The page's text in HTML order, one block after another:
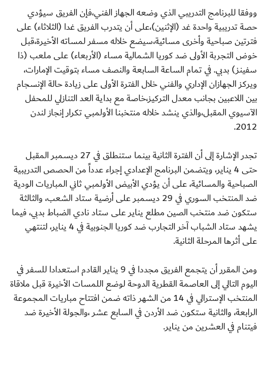
ووفقا للبرنامج التدريبي الذي وضعه الجهاز الفني،فإن الفريق سيؤدي
حصة تدريبية واحدة غد (الإثنين)،على أن يتدرب الفريق غدا (الثلاثاء) على
فترتين صباحية وأخرى مسائية،سيضع خلاله مسفر لمساته الأخيرة،قبل
خوض التجربة الأولى ضد كوريا الشمالية مساء (الأربعاء) على ملعب (ذا
سفينز) بدبي. في تمام الساعة السابعة والنصف مساء بتوقيت الإمارات،
ويركز الجهازان الإداري والفني خلال الفترة الأولى على زيادة حالة الإنسجام
بين اللاعبين بجانب معدل التركيز،خاصة مع بداية العد التنازلي للمحفل
الآسيوي المقبل،والذي ينشد خلاله منتخبنا الأولمبي تكرار إنجاز لندن
2012.
تجدر الإشارة إلى أن الفترة الثانية بينما ستنطلق في 27 ديسمبر المقبل
حتى 4 يناير، ويتضمن البرنامج الإعدادي إجراء عدداً من الحصص التدريبية
الصباحية والمسائية، على أن يؤدي الأبيض الأولمبي ثاني المباريات الودية
ضد المنتخب السوري في 29 ديسمبر على أرضية ستاد الشعب، والثالثة
ستكون ضد منتخب الصين مطلع يناير على ستاد نادي الضباط بدبي، فيما
يشهد ستاد الشباب آخر التجارب ضد كوريا الجنوبية في 4 يناير، لتنتهي
على أثرها المرحلة الثانية.
ومن المقرر أن يتجمع الفريق مجددا في 9 يناير القادم استعدادا للسفر في
اليوم التالي إلى العاصمة القطرية الدوحة لوضع اللمسات الأخيرة قبل ملاقاة
المنتخب الإسترالي في 14 من الشهر ذاته ضمن افتتاح مباريات المجموعة
الرابعة، والثانية ستكون ضد الأردن في السابع عشر ،والجولة الأخيرة ضد
فيتنام في العشرين من يناير.